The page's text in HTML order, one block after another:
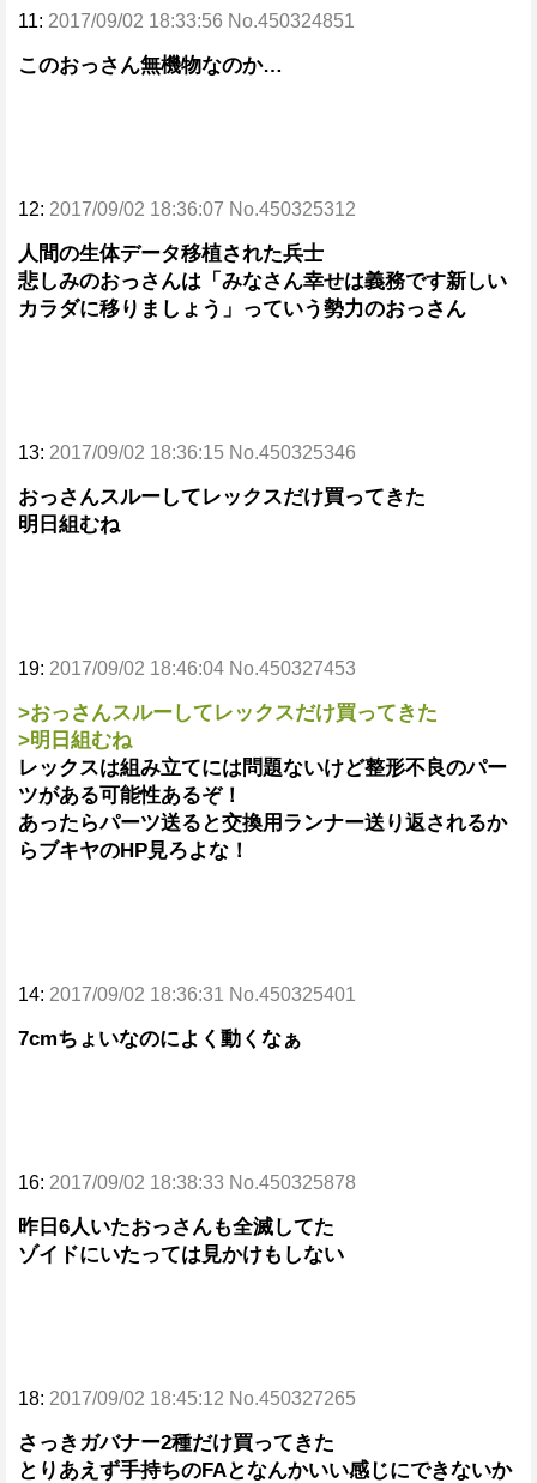
11: 2017/09/02 18:33:56 No.450324851
このおっさん無機物なのか…
12: 2017/09/02 18:36:07 No.450325312
人間の生体データ移植された兵士
悲しみのおっさんは「みなさん幸せは義務です新しい
カラダに移りましょう」っていう勢力のおっさん
13: 2017/09/02 18:36:15 No.450325346
おっさんスルーしてレックスだけ買ってきた
明日組むね
19: 2017/09/02 18:46:04 No.450327453
>おっさんスルーしてレックスだけ買ってきた
>明日組むね
レックスは組み立てには問題ないけど整形不良のパー
ツがある可能性あるぞ！
あったらパーツ送ると交換用ランナー送り返されるか
らブキヤのHP見ろよな！
14: 2017/09/02 18:36:31 No.450325401
7cmちょいなのによく動くなぁ
16: 2017/09/02 18:38:33 No.450325878
昨日6人いたおっさんも全滅してた
ゾイドにいたっては見かけもしない
18: 2017/09/02 18:45:12 No.450327265
さっきガバナー2種だけ買ってきた
とりあえず手持ちのFAとなんかいい感じにできないか